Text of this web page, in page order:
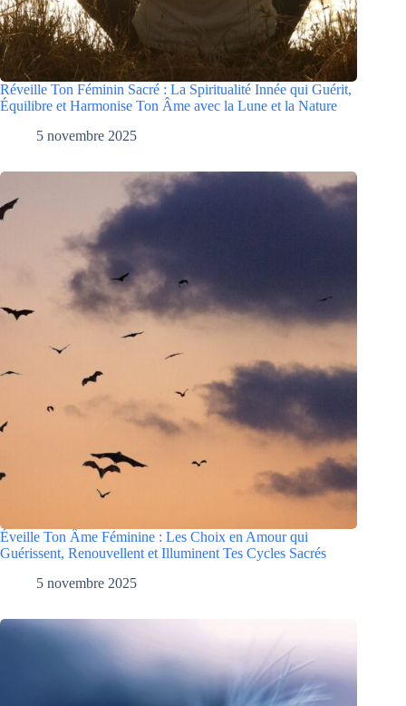
Réveille Ton Féminin Sacré : La Spiritualité Innée qui Guérit,
Équilibre et Harmonise Ton Âme avec la Lune et la Nature
5 novembre 2025
Éveille Ton Âme Féminine : Les Choix en Amour qui
Guérissent, Renouvellent et Illuminent Tes Cycles Sacrés
5 novembre 2025